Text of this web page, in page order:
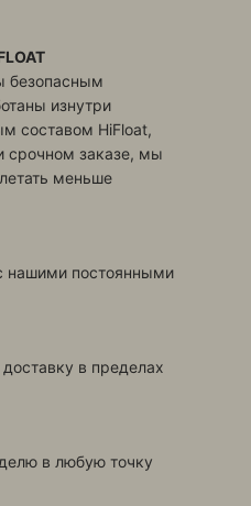
безопасным
изнутри
составом HiFloat,
срочном заказе, мы
меньше
нашими постоянными
в пределах
в любую точку